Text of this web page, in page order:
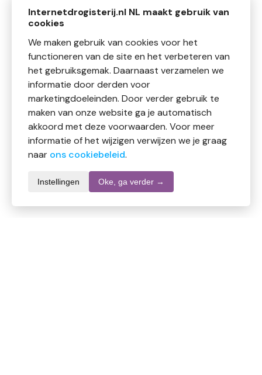
Internetdrogisterij.nl NL maakt gebruik van
cookies
We maken gebruik van cookies voor het
functioneren van de site en het verbeteren van
het gebruiksgemak. Daarnaast verzamelen we
informatie door derden voor
marketingdoeleinden. Door verder gebruik te
maken van onze website ga je automatisch
akkoord met deze voorwaarden. Voor meer
informatie of het wijzigen verwijzen we je graag
naar ons cookiebeleid.
Instellingen Oke, ga verder →